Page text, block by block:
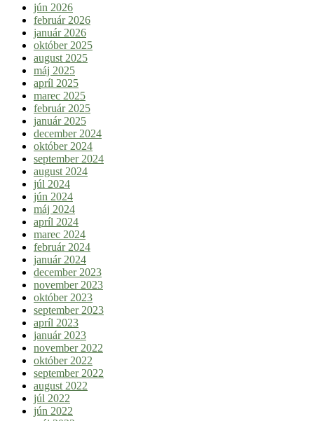
jún 2026
február 2026
január 2026
október 2025
august 2025
máj 2025
apríl 2025
marec 2025
február 2025
január 2025
december 2024
október 2024
september 2024
august 2024
júl 2024
jún 2024
máj 2024
apríl 2024
marec 2024
február 2024
január 2024
december 2023
november 2023
október 2023
september 2023
apríl 2023
január 2023
november 2022
október 2022
september 2022
august 2022
júl 2022
jún 2022